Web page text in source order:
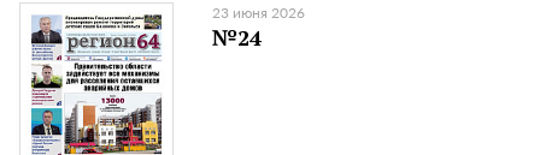
23 июня 2026
№24